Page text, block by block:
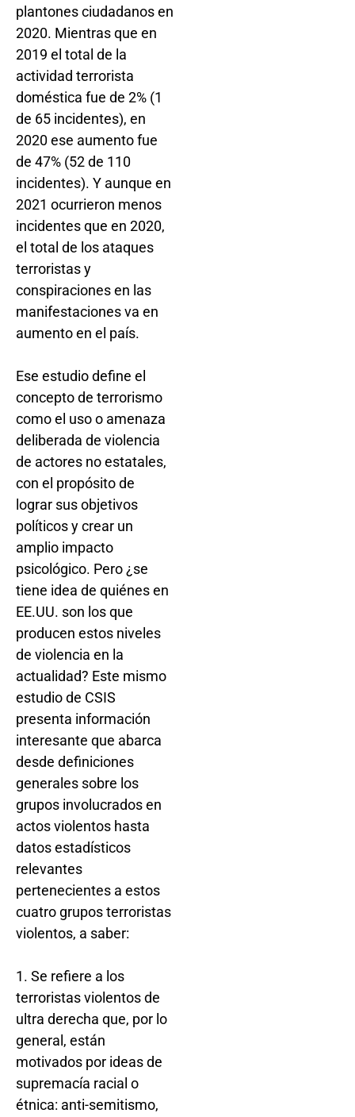
plantones ciudadanos en
2020. Mientras que en
2019 el total de la
actividad terrorista
doméstica fue de 2% (1
de 65 incidentes), en
2020 ese aumento fue
de 47% (52 de 110
incidentes). Y aunque en
2021 ocurrieron menos
incidentes que en 2020,
el total de los ataques
terroristas y
conspiraciones en las
manifestaciones va en
aumento en el país.
Ese estudio define el
concepto de terrorismo
como el uso o amenaza
deliberada de violencia
de actores no estatales,
con el propósito de
lograr sus objetivos
políticos y crear un
amplio impacto
psicológico. Pero ¿se
tiene idea de quiénes en
EE.UU. son los que
producen estos niveles
de violencia en la
actualidad? Este mismo
estudio de CSIS
presenta información
interesante que abarca
desde definiciones
generales sobre los
grupos involucrados en
actos violentos hasta
datos estadísticos
relevantes
pertenecientes a estos
cuatro grupos terroristas
violentos, a saber:
1. Se refiere a los
terroristas violentos de
ultra derecha que, por lo
general, están
motivados por ideas de
supremacía racial o
étnica: anti-semitismo,